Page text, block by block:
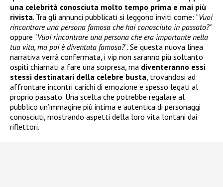
una celebrità conosciuta molto tempo prima e mai più
rivista. Tra gli annunci pubblicati si leggono inviti come: “Vuoi
rincontrare una persona famosa che hai conosciuto in passato?”
oppure “Vuoi rincontrare una persona che era importante nella
tua vita, ma poi è diventata famosa?“. Se questa nuova linea
narrativa verrà confermata, i vip non saranno più soltanto
ospiti chiamati a fare una sorpresa, ma diventeranno essi
stessi destinatari della celebre busta , trovandosi ad
affrontare incontri carichi di emozione e spesso legati al
proprio passato. Una scelta che potrebbe regalare al
pubblico un’immagine più intima e autentica di personaggi
conosciuti, mostrando aspetti della loro vita lontani dai
riflettori.